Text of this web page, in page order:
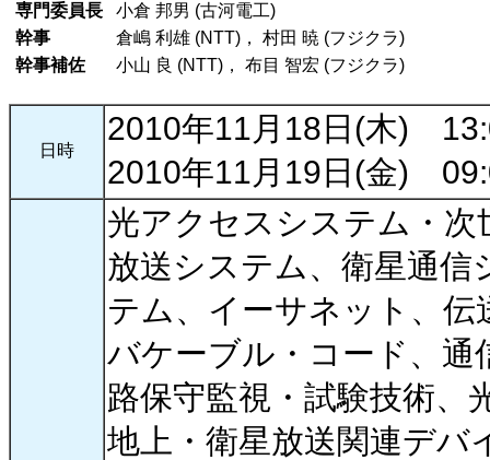
専門委員長
小倉 邦男 (古河電工)
幹事
倉嶋 利雄 (NTT)， 村田 暁 (フジクラ)
幹事補佐
小山 良 (NTT)， 布目 智宏 (フジクラ)
日時
2010年11月18日(木)
2010年11月19日(金)
光アクセスシステム・次
放送システム、衛星通信
テム、イーサネット、伝
バケーブル・コード、通
路保守監視・試験技術、
地上・衛星放送関連デバ